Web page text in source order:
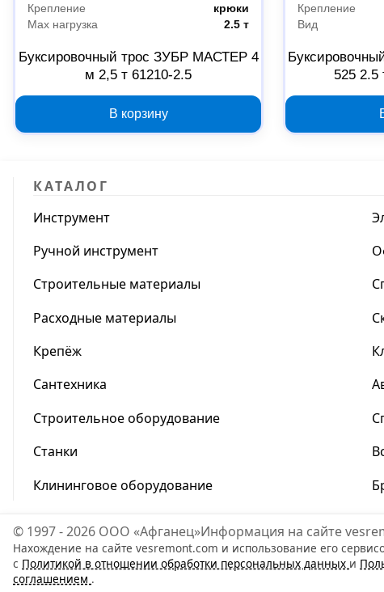
Крепление
крюки
Max нагрузка
2.5 т
Буксировочный трос ЗУБР МАСТЕР 4
м 2,5 т 61210-2.5
В корзину
Крепление
Вид
525 2.5
КАТАЛОГ
Инструмент
Ручной инструмент
Строительные материалы
Расходные материалы
Крепёж
Сантехника
Строительное оборудование
Станки
Клининговое оборудование
© 1997 - 2026 ООО «Афганец»Информация на сайте
Нахождение на сайте vesremont.com и использование его
с Политикой в отношении обработки персональных данных и
соглашением .